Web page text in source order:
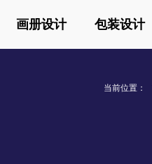
画册设计 包装设计
当前位置：